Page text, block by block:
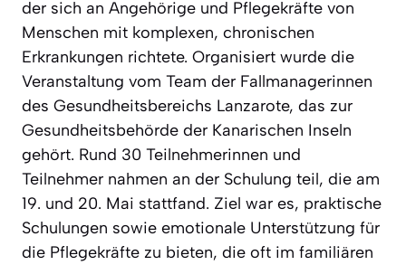
der sich an Angehörige und Pflegekräfte von
Menschen mit komplexen, chronischen
Erkrankungen richtete. Organisiert wurde die
Veranstaltung vom Team der Fallmanagerinnen
des Gesundheitsbereichs Lanzarote, das zur
Gesundheitsbehörde der Kanarischen Inseln
gehört. Rund 30 Teilnehmerinnen und
Teilnehmer nahmen an der Schulung teil, die am
19. und 20. Mai stattfand. Ziel war es, praktische
Schulungen sowie emotionale Unterstützung für
die Pflegekräfte zu bieten, die oft im familiären